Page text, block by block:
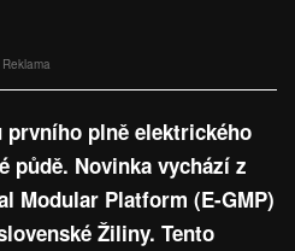
Reklama
plně elektrického
půdě. Novinka vychází z
Modular Platform (E-GMP)
Žiliny. Tento